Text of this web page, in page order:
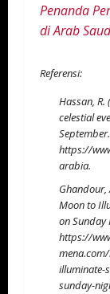
Penanda
di Arab
Referensi:
Hassan,
celestial
https://
arabia.
Ghandour,
Moon to
on
https://
illuminate-
sunday-